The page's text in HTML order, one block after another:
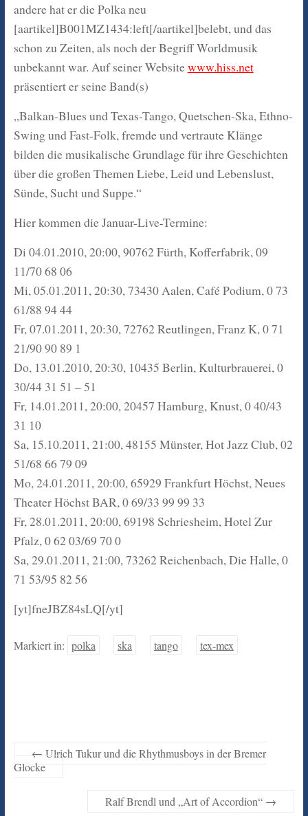
andere hat er die Polka neu
[aartikel]B001MZ1434:left[/aartikel]belebt, und das
schon zu Zeiten, als noch der Begriff Worldmusik
unbekannt war. Auf seiner Websitewww.hiss.net
präsentiert er seine Band(s)
„Balkan-Blues und Texas-Tango, Quetschen-Ska, Ethno-
Swing und Fast-Folk, fremde und vertraute Klänge
bilden die musikalische Grundlage für ihre Geschichten
über die großen Themen Liebe, Leid und Lebenslust,
Sünde, Sucht und Suppe.“
Hier kommen die Januar-Live-Termine:
Di 04.01.2010, 20:00, 90762 Fürth, Kofferfabrik, 09
11/70 68 06
Mi, 05.01.2011, 20:30, 73430 Aalen, Café Podium, 0 73
61/88 94 44
Fr, 07.01.2011, 20:30, 72762 Reutlingen, Franz K, 0 71
21/90 90 89 1
Do, 13.01.2010, 20:30, 10435 Berlin, Kulturbrauerei, 0
30/44 31 51 – 51
Fr, 14.01.2011, 20:00, 20457 Hamburg, Knust, 0 40/43
31 10
Sa, 15.10.2011, 21:00, 48155 Münster, Hot Jazz Club, 02
51/68 66 79 09
Mo, 24.01.2011, 20:00, 65929 Frankfurt Höchst, Neues
Theater Höchst BAR, 0 69/33 99 99 33
Fr, 28.01.2011, 20:00, 69198 Schriesheim, Hotel Zur
Pfalz, 0 62 03/69 70 0
Sa, 29.01.2011, 21:00, 73262 Reichenbach, Die Halle, 0
71 53/95 82 56
[yt]fneJBZ84sLQ[/yt]
Markiert in: polka ska tango tex-mex
← Ulrich Tukur und die Rhythmusboys in der Bremer
Glocke
Ralf Brendl und „Art of Accordion“ →